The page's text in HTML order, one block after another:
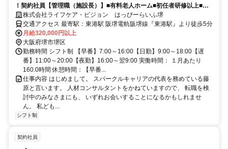
！契約社員【管理職（施設長）】■有料老人ホーム■初任者研修以上■チ
ャレンジしたい方歓迎
株式会社ライフケア・ビジョン はっぴーらいふ堺
交通アクセス 最寄駅：東港駅 阪堺電軌阪堺線『東港駅』より徒歩5分
月給320,000円以上
大阪府堺市堺区
勤務時間 シフト制 【早番】7:00～16:00【日勤】9:00～18:00【遅
番】11:00～20:00【夜勤】16:00～翌9:00 実働時間： １月あたり
160.0時間 休憩時間：【早番...
仕事内容 はじめまして。 スパークルキャリアの代表を務めている藤
原と言います。 人材コンサルタントをかねていますので、 転職を検
討中のみなさまにも、 いずれお会いすることになるかもしれませ
ん。 私ども...
シフト制
契約社員